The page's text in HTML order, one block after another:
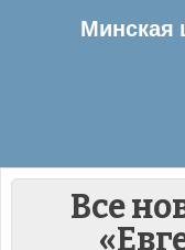
Все
Минская